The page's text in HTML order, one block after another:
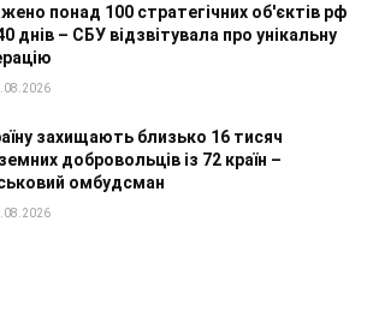
понад 100 стратегічних об'єктів рф
днів – СБУ відзвітувала про унікальну
захищають близько 16 тисяч
добровольців із 72 країн –
омбудсман